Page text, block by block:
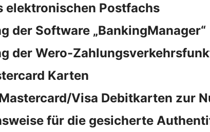
elektronischen Postfachs
der Software „BankingManager“
der Wero-
Karten
Visa Debitkarten zur
für die gesicherte